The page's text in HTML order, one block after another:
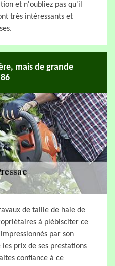
et n'oubliez pas qu'il
très intéressants et
mais de grande
de taille de haie de
à plébisciter ce
par son
prix de ses prestations
confiance à ce